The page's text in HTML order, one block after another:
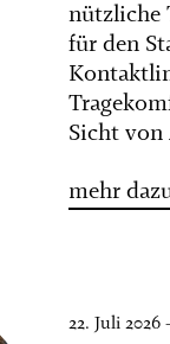
nützliche
für den
Sicht von
mehr
22. Juli 2026